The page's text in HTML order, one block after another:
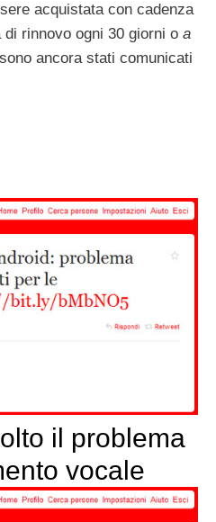
acquistata con cadenza
rinnovo ogni 30 giorni o a
ancora stati comunicati
il problema
vocale